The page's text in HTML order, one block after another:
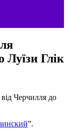
Луїзи Глік
”.